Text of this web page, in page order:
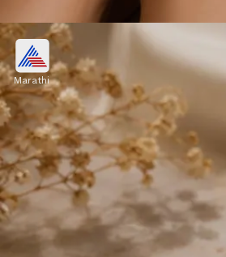
लटकनवाली गोल्डन
तुमचं नुकतंच लग्न झालंय आणि
डिझाइन हवंय? मग तुम्ही अशा
जोडवी नक्की घेऊ
Image credits: Pinterest
Marathi